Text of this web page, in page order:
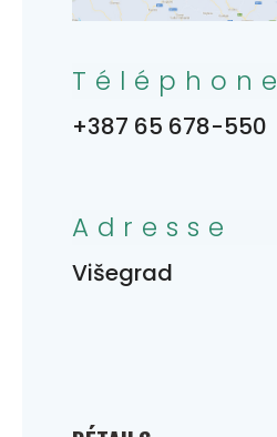
Téléphone
+387 65 678-550
Adresse
Višegrad